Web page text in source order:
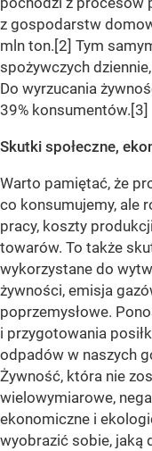
z gospodarstw
mln ton.[2] Tym
spożywczych
Do wyrzucania
39% konsumentów.[3]
Skutki społeczne,
Warto pamiętać, że
co konsumujemy, ale
pracy, koszty
towarów. To także
wykorzystane do
żywności, emisja
poprzemysłowe.
i przygotowania
odpadów w naszych
Żywność, która nie
wielowymiarowe,
ekonomiczne i
wyobrazić sobie, jaką